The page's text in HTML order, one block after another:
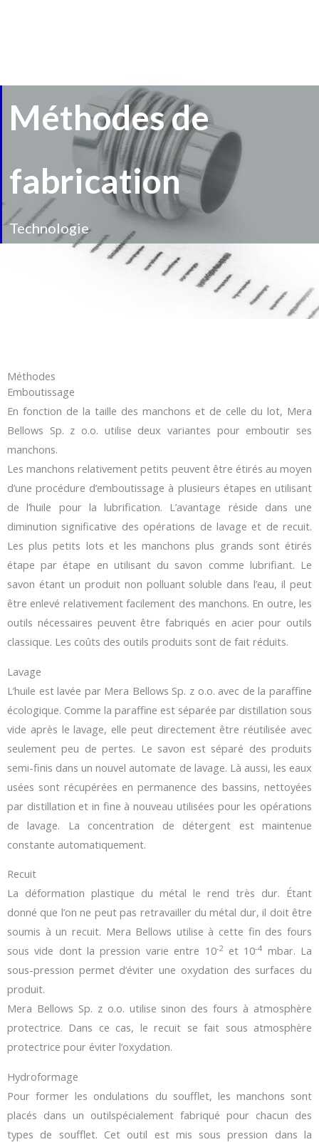
Méthodes de
fabrication
Technologie
Méthodes
Emboutissage
En fonction de la taille des manchons et de celle du lot, Mera
Bellows Sp. z o.o. utilise deux variantes pour emboutir ses
manchons.
Les manchons relativement petits peuvent être étirés au moyen
d’une procédure d’emboutissage à plusieurs étapes en utilisant
de l’huile pour la lubrification. L’avantage réside dans une
diminution significative des opérations de lavage et de recuit.
Les plus petits lots et les manchons plus grands sont étirés
étape par étape en utilisant du savon comme lubrifiant. Le
savon étant un produit non polluant soluble dans l’eau, il peut
être enlevé relativement facilement des manchons. En outre, les
outils nécessaires peuvent être fabriqués en acier pour outils
classique. Les coûts des outils produits sont de fait réduits.
Lavage
L’huile est lavée par Mera Bellows Sp. z o.o. avec de la paraffine
écologique. Comme la paraffine est séparée par distillation sous
vide après le lavage, elle peut directement être réutilisée avec
seulement peu de pertes. Le savon est séparé des produits
semi-finis dans un nouvel automate de lavage. Là aussi, les eaux
usées sont récupérées en permanence des bassins, nettoyées
par distillation et in fine à nouveau utilisées pour les opérations
de lavage. La concentration de détergent est maintenue
constante automatiquement.
Recuit
La déformation plastique du métal le rend très dur. Étant
donné que l’on ne peut pas retravailler du métal dur, il doit être
soumis à un recuit. Mera Bellows utilise à cette fin des fours
sous vide dont la pression varie entre 10-2et 10-4 mbar. La
sous-pression permet d’éviter une oxydation des surfaces du
produit.
Mera Bellows Sp. z o.o. utilise sinon des fours à atmosphère
protectrice. Dans ce cas, le recuit se fait sous atmosphère
protectrice pour éviter l’oxydation.
Hydroformage
Pour former les ondulations du soufflet, les manchons sont
placés dans un outilspécialement fabriqué pour chacun des
types de soufflet. Cet outil est mis sous pression dans la